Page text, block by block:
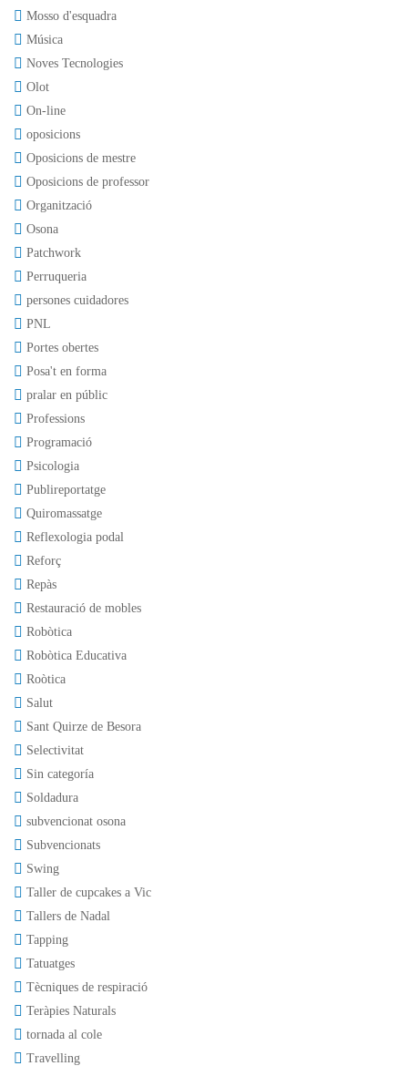
Mosso d'esquadra
Música
Noves Tecnologies
Olot
On-line
oposicions
Oposicions de mestre
Oposicions de professor
Organització
Osona
Patchwork
Perruqueria
persones cuidadores
PNL
Portes obertes
Posa't en forma
pralar en públic
Professions
Programació
Psicologia
Publireportatge
Quiromassatge
Reflexologia podal
Reforç
Repàs
Restauració de mobles
Robòtica
Robòtica Educativa
Roòtica
Salut
Sant Quirze de Besora
Selectivitat
Sin categoría
Soldadura
subvencionat osona
Subvencionats
Swing
Taller de cupcakes a Vic
Tallers de Nadal
Tapping
Tatuatges
Tècniques de respiració
Teràpies Naturals
tornada al cole
Travelling